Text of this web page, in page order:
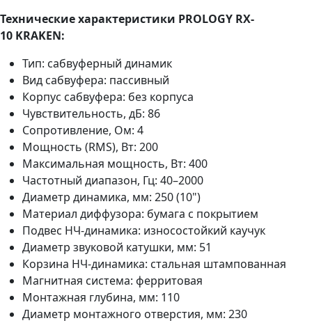
Технические характеристики PROLOGY RX-
10 KRAKEN:
Тип: сабвуферный динамик
Вид сабвуфера: пассивный
Корпус сабвуфера: без корпуса
Чувствительность, дБ: 86
Сопротивление, Ом: 4
Мощность (RMS), Вт: 200
Максимальная мощность, Вт: 400
Частотный диапазон, Гц: 40–2000
Диаметр динамика, мм: 250 (10")
Материал диффузора: бумага с покрытием
Подвес НЧ-динамика: износостойкий каучук
Диаметр звуковой катушки, мм: 51
Корзина НЧ-динамика: стальная штампованная
Магнитная система: ферритовая
Монтажная глубина, мм: 110
Диаметр монтажного отверстия, мм: 230